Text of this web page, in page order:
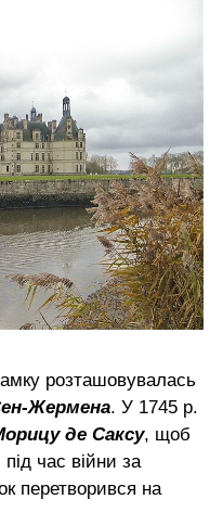
розташовувалась
Жермена. У 1745 р.
де Саксу, щоб
час війни за
перетворився на